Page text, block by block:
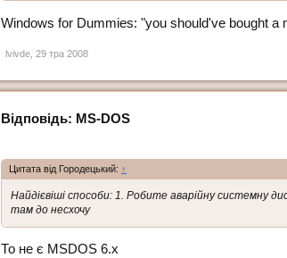
Windows for Dummies: "you should've bought a
lvivde 29 тра 2008
Відповідь: МS-DOS
Цитата від Городецький: ↑
Найдієвіші способи: 1. Робите аварійну системну
там до несхочу
То не є MSDOS 6.x